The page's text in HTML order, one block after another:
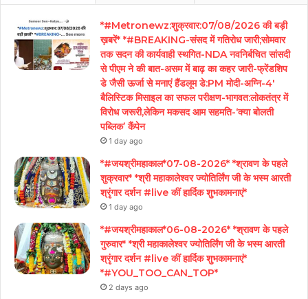
*#Metronewz:शुक्रवार:07/08/2026 की बड़ी
ख़बरें* *#BREAKING-संसद में गतिरोध जारी;सोमवार
तक सदन की कार्यवाही स्थगित-NDA नवनिर्बचित सांसदी
से पीएम ने की बात-असम में बाढ़ का कहर जारी-फ्रेंडशिप
डे जैसी ऊर्जा से मनाएं हैंडलूम डे:PM मोदी-अग्नि-4′
बैलिस्टिक मिसाइल का सफल परीक्षण-भागवत:लोकतंत्र में
विरोध जरूरी,लेकिन मकसद आम सहमति-‘क्या बोलती
पब्लिक’ कैंपेन
1 day ago
*#जयश्रीमहाकाल*07-08-2026* *श्रावण के पहले
शुक्रवार* *श्री महाकालेश्वर ज्योतिर्लिंग जी के भस्म आरती
श्रृंगार दर्शन #live कीं हार्दिक शुभकामनाएं*
1 day ago
*#जयश्रीमहाकाल*06-08-2026* *श्रावण के पहले
गुरुवार* *श्री महाकालेश्वर ज्योतिर्लिंग जी के भस्म आरती
श्रृंगार दर्शन #live कीं हार्दिक शुभकामनाएं*
*#YOU_TOO_CAN_TOP*
2 days ago